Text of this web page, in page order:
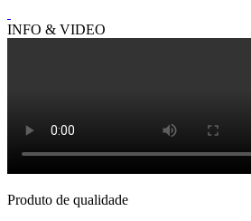
INFO & VIDEO
Produto de qualidade